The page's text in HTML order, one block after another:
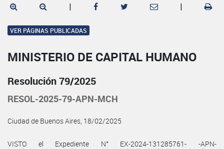
| |
VER PÁGINAS PUBLICADAS
MINISTERIO DE CAPITAL HUMANO
Resolución 79/2025
RESOL-2025-79-APN-MCH
Ciudad de Buenos Aires, 18/02/2025
VISTO el Expediente N° EX-2024-131285761- -APN-